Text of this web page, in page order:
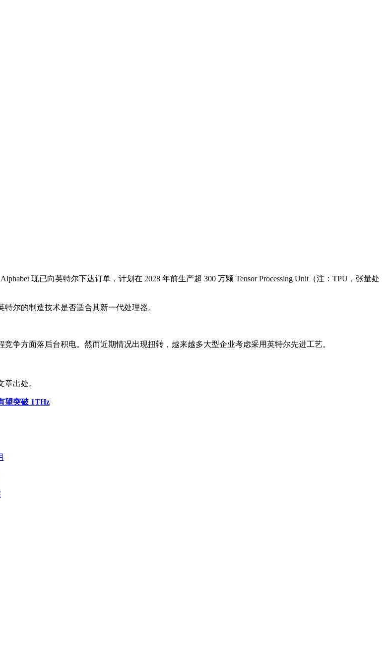
现已向英特尔下达订单，计划在 2028 年前生产超 300 万颗 Tensor Processing Unit（注：TPU，张量处
尔的制造技术是否适合其新一代处理器。
争方面落后台积电。然而近期情况出现扭转，越来越多大型企业考虑采用英特尔先进工艺。
出处。
望突破 1THz